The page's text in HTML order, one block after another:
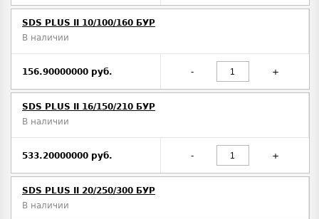
SDS PLUS II 10/100/160 БУР
В наличии
156.90000000 руб. - +
SDS PLUS II 16/150/210 БУР
В наличии
533.20000000 руб. - +
SDS PLUS II 20/250/300 БУР
В наличии